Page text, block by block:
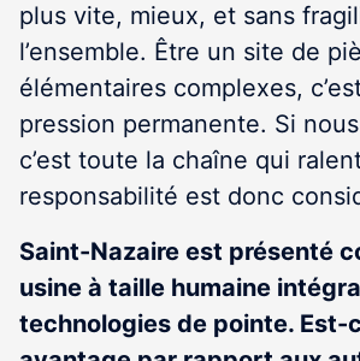
plus vite, mieux, et sans
l’ensemble. Être un site de
élémentaires complexes,
pression permanente. Si
c’est toute la chaîne qui
responsabilité est donc
Saint-Nazaire est présenté
usine à taille humaine
technologies de pointe. Est-